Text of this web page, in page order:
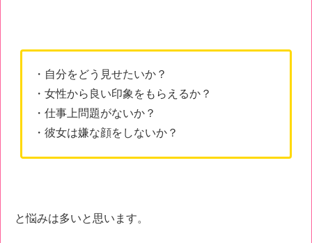
・自分をどう見せたいか？
・女性から良い印象をもらえるか？
・仕事上問題がないか？
・彼女は嫌な顔をしないか？
と悩みは多いと思います。